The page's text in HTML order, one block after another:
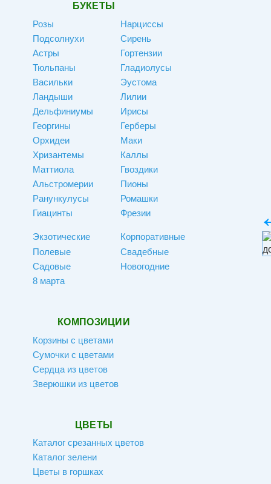
БУКЕТЫ
Розы
Подсолнухи
Астры
Тюльпаны
Васильки
Ландыши
Дельфиниумы
Георгины
Орхидеи
Хризантемы
Маттиола
Альстромерии
Ранункулусы
Гиацинты
Экзотические
Нарциссы
Сирень
Гортензии
Гладиолусы
Эустома
Лилии
Ирисы
Герберы
Маки
Каллы
Гвоздики
Пионы
Ромашки
Фрезии
Корпоративные
Полевые
Садовые
8 марта
Свадебные
Новогодние
КОМПОЗИЦИИ
Корзины с цветами
Сумочки с цветами
Сердца из цветов
Зверюшки из цветов
ЦВЕТЫ
Каталог срезанных цветов
Каталог зелени
Цветы в горшках